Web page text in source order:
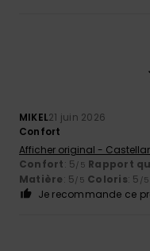
MIKEL21 juin 2026
Confort
Afficher original -
Confort: 5/5 Rapport
Matière: 5/5 Coloris: 5 /5
Je recommande ce